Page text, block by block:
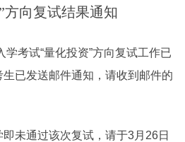
方向复试结果通知
考试“量化投资”方向复试工作已
已发送邮件通知，请收到邮件的
未通过该次复试，请于3月26日